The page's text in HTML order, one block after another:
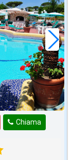
Chiama